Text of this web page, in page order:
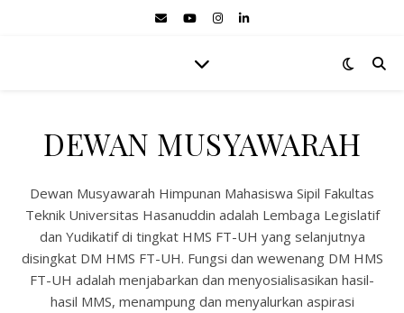
DEWAN MUSYAWARAH
Dewan Musyawarah Himpunan Mahasiswa Sipil Fakultas
Teknik Universitas Hasanuddin adalah Lembaga Legislatif
dan Yudikatif di tingkat HMS FT-UH yang selanjutnya
disingkat DM HMS FT-UH. Fungsi dan wewenang DM HMS
FT-UH adalah menjabarkan dan menyosialisasikan hasil-
hasil MMS, menampung dan menyalurkan aspirasi